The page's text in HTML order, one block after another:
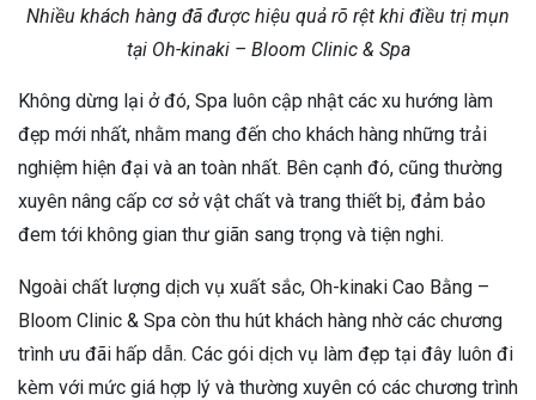
Nhiều khách hàng đã được hiệu quả rõ rệt khi điều trị mụn
tại Oh-kinaki – Bloom Clinic & Spa
Không dừng lại ở đó, Spa luôn cập nhật các xu hướng làm
đẹp mới nhất, nhằm mang đến cho khách hàng những trải
nghiệm hiện đại và an toàn nhất. Bên cạnh đó, cũng thường
xuyên nâng cấp cơ sở vật chất và trang thiết bị, đảm bảo
đem tới không gian thư giãn sang trọng và tiện nghi.
Ngoài chất lượng dịch vụ xuất sắc, Oh-kinaki Cao Bằng –
Bloom Clinic & Spa còn thu hút khách hàng nhờ các chương
trình ưu đãi hấp dẫn. Các gói dịch vụ làm đẹp tại đây luôn đi
kèm với mức giá hợp lý và thường xuyên có các chương trình